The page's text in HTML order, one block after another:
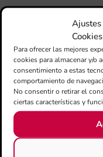
Cookies
Para ofrecer las mejores
cookies para almacenar y/o
consentimiento a estas
comportamiento de
No consentir o retirar el
ciertas características y